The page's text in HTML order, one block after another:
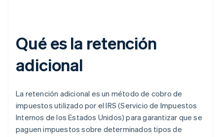
Qué es la retención
adicional
La retención adicional es un método de cobro de
impuestos utilizado por el IRS (Servicio de Impuestos
Internos de los Estados Unidos) para garantizar que se
paguen impuestos sobre determinados tipos de